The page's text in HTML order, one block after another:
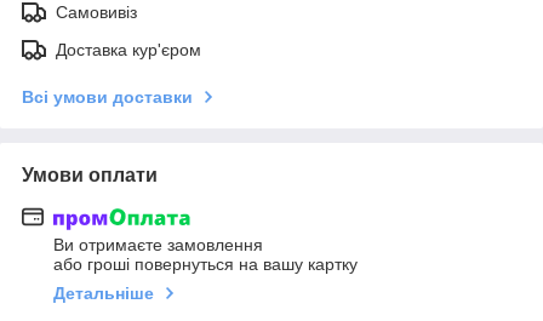
Самовивіз
Доставка кур'єром
Всі умови доставки
Умови оплати
Ви отримаєте замовлення
або гроші повернуться на вашу картку
Детальніше